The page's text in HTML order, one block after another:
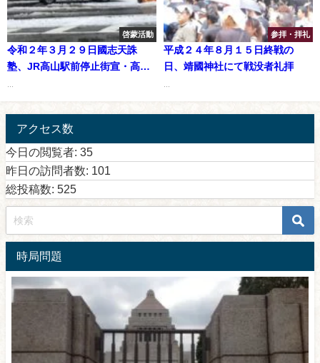
啓蒙活動
令和２年３月２９日國志天誅
塾、JR高山駅前停止街宣・高山
参拝・拝礼
平成２４年８月１５日終戦の
日、靖國神社にて戦没者礼拝
アクセス数
今日の閲覧者: 35
昨日の訪問者数: 101
総投稿数: 525
時局問題